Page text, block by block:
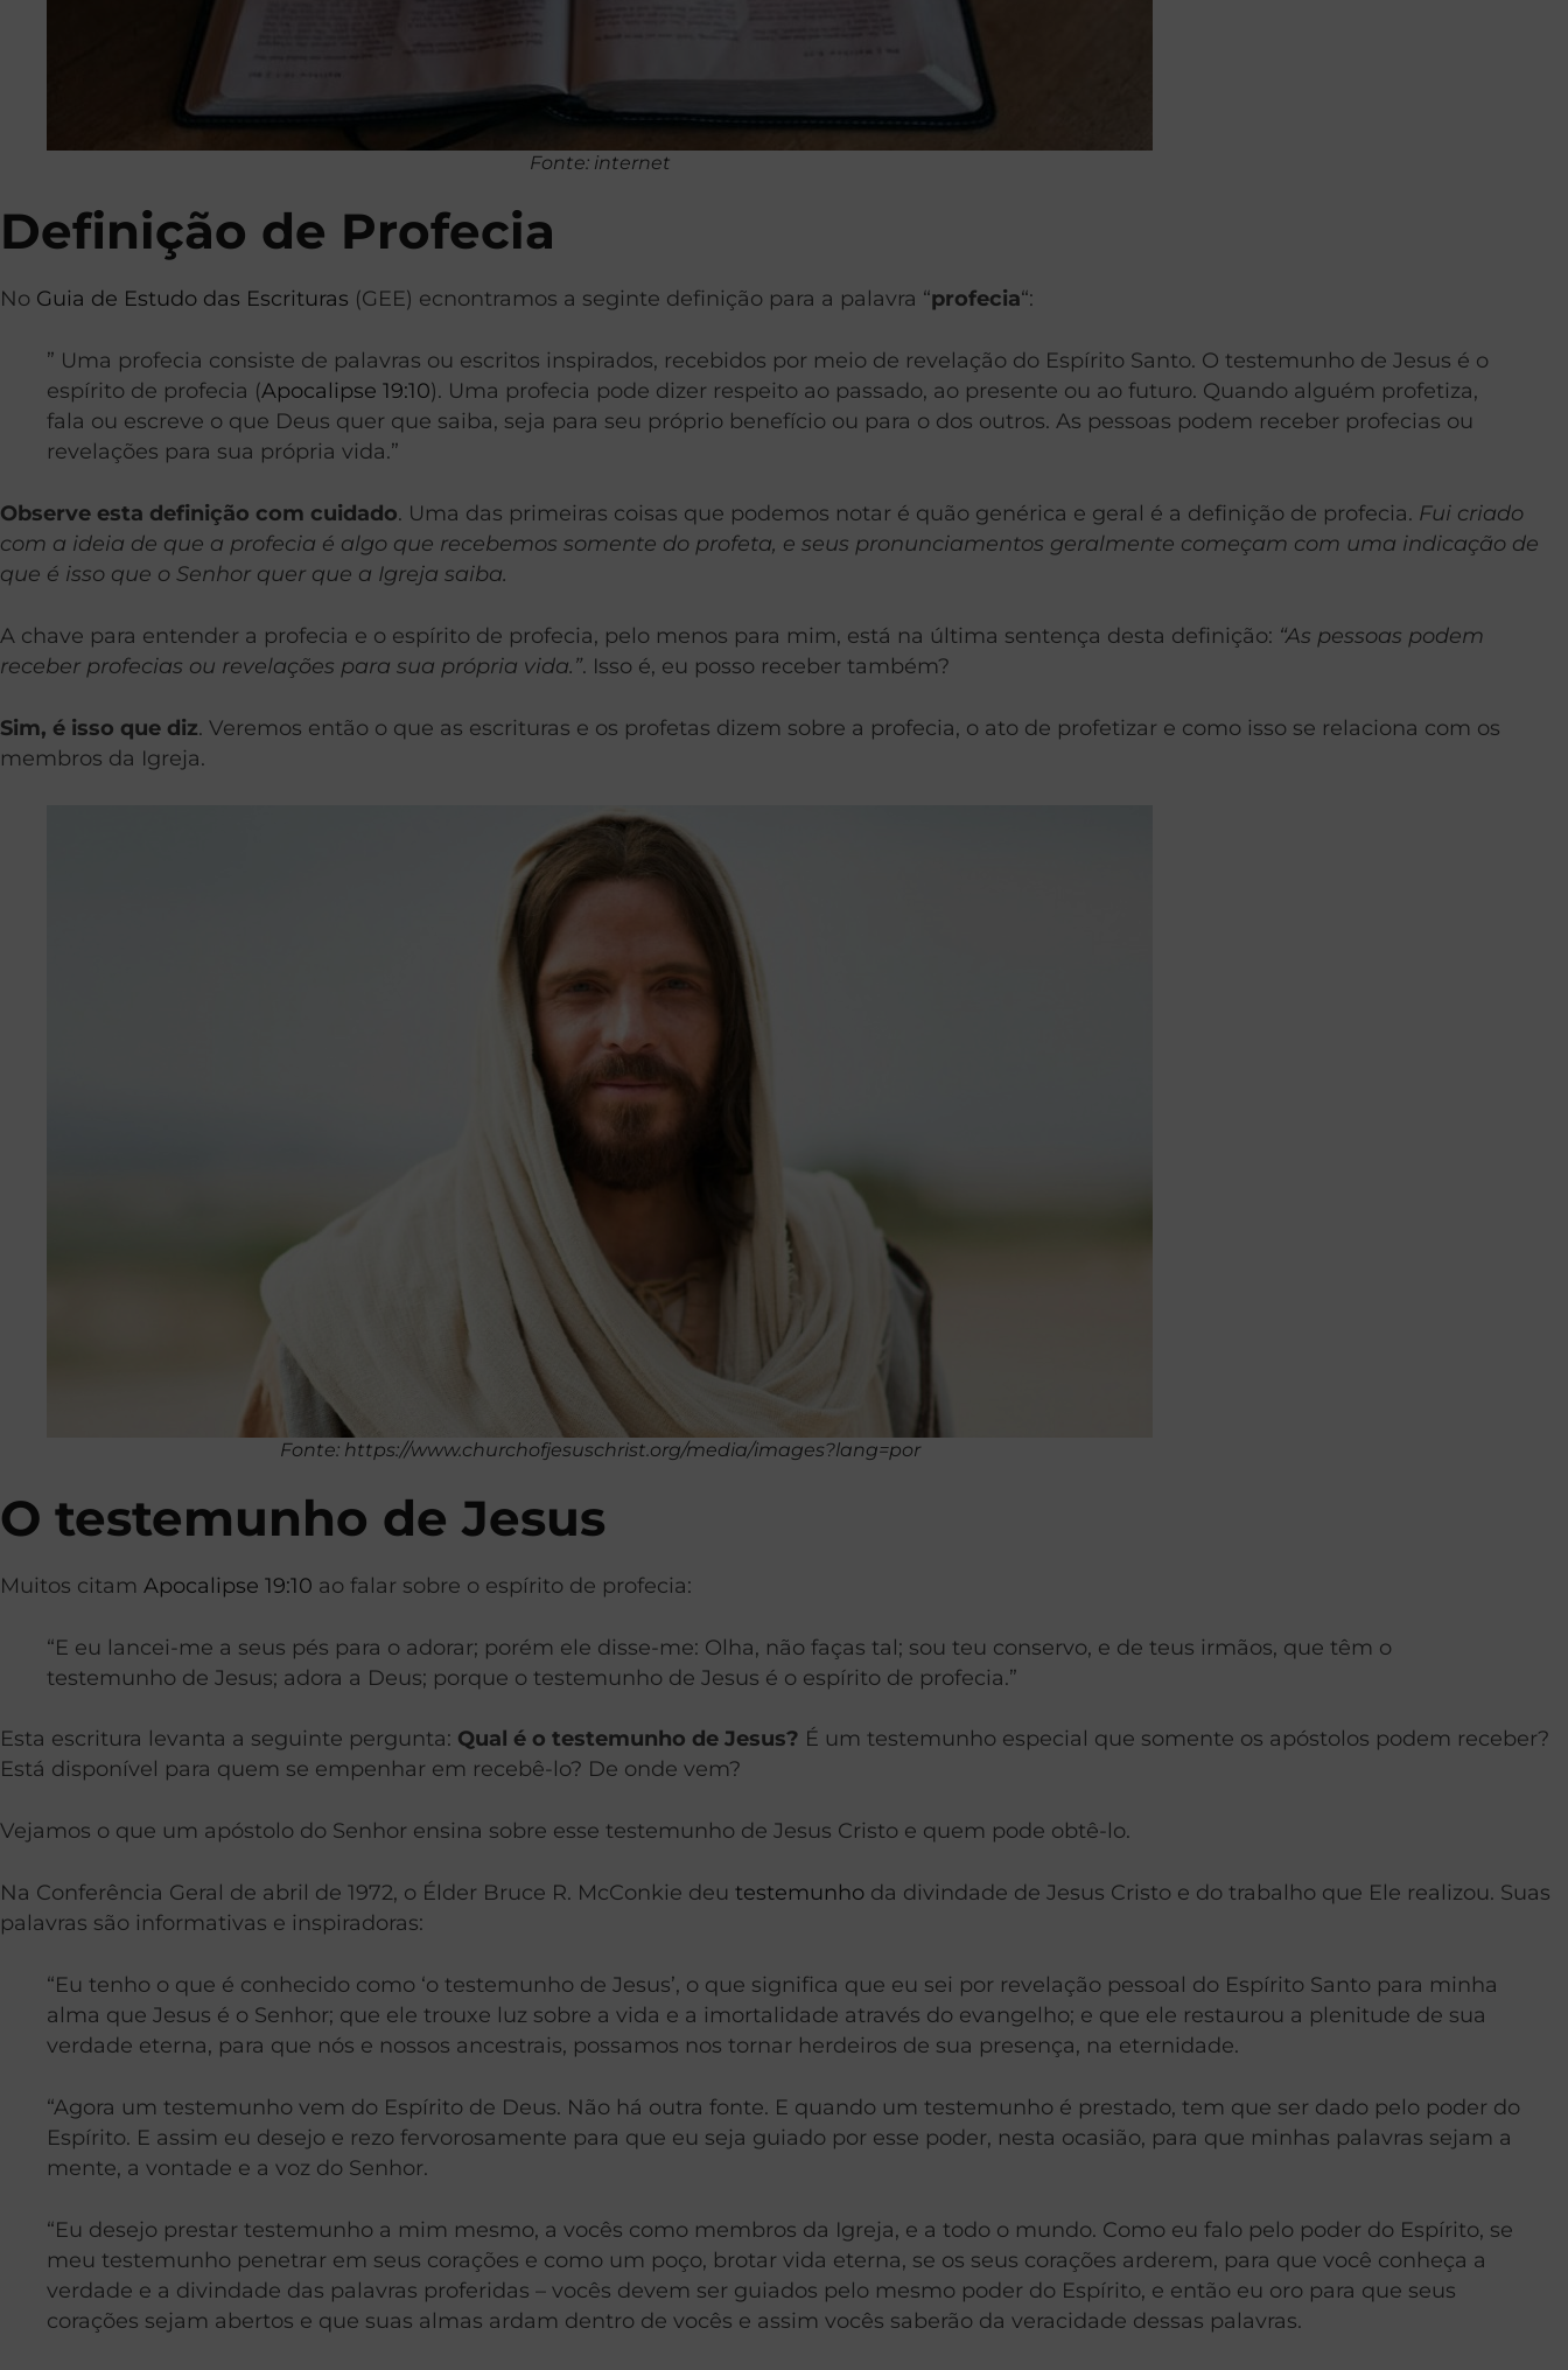
Fonte: internet
Definição de Profecia
No Guia de Estudo das Escrituras (GEE) ecnontramos a seginte definição para a palavra “profecia“:
” Uma profecia consiste de palavras ou escritos inspirados, recebidos por meio de revelação do Espírito Santo. O testemunho de Jesus é o
espírito de profecia (Apocalipse 19:10). Uma profecia pode dizer respeito ao passado, ao presente ou ao futuro. Quando alguém profetiza,
fala ou escreve o que Deus quer que saiba, seja para seu próprio benefício ou para o dos outros. As pessoas podem receber profecias ou
revelações para sua própria vida.”
Observe esta definição com cuidado. Uma das primeiras coisas que podemos notar é quão genérica e geral é a definição de profecia. Fui criado
com a ideia de que a profecia é algo que recebemos somente do profeta, e seus pronunciamentos geralmente começam com uma indicação de
que é isso que o Senhor quer que a Igreja saiba.
A chave para entender a profecia e o espírito de profecia, pelo menos para mim, está na última sentença desta definição: “As pessoas podem
receber profecias ou revelações para sua própria vida.”. Isso é, eu posso receber também?
Sim, é isso que diz. Veremos então o que as escrituras e os profetas dizem sobre a profecia, o ato de profetizar e como isso se relaciona com os
membros da Igreja.
Fonte: https://www.churchofjesuschrist.org/media/images?lang=por
O testemunho de Jesus
Muitos citam Apocalipse 19:10 ao falar sobre o espírito de profecia:
“E eu lancei-me a seus pés para o adorar; porém ele disse-me: Olha, não faças tal; sou teu conservo, e de teus irmãos, que têm o
testemunho de Jesus; adora a Deus; porque o testemunho de Jesus é o espírito de profecia.”
Esta escritura levanta a seguinte pergunta: Qual é o testemunho de Jesus? É um testemunho especial que somente os apóstolos podem receber?
Está disponível para quem se empenhar em recebê-lo? De onde vem?
Vejamos o que um apóstolo do Senhor ensina sobre esse testemunho de Jesus Cristo e quem pode obtê-lo.
Na Conferência Geral de abril de 1972, o Élder Bruce R. McConkie deu testemunho da divindade de Jesus Cristo e do trabalho que Ele realizou. Suas
palavras são informativas e inspiradoras:
“Eu tenho o que é conhecido como ‘o testemunho de Jesus’, o que significa que eu sei por revelação pessoal do Espírito Santo para minha
alma que Jesus é o Senhor; que ele trouxe luz sobre a vida e a imortalidade através do evangelho; e que ele restaurou a plenitude de sua
verdade eterna, para que nós e nossos ancestrais, possamos nos tornar herdeiros de sua presença, na eternidade.
“Agora um testemunho vem do Espírito de Deus. Não há outra fonte. E quando um testemunho é prestado, tem que ser dado pelo poder do
Espírito. E assim eu desejo e rezo fervorosamente para que eu seja guiado por esse poder, nesta ocasião, para que minhas palavras sejam a
mente, a vontade e a voz do Senhor.
“Eu desejo prestar testemunho a mim mesmo, a vocês como membros da Igreja, e a todo o mundo. Como eu falo pelo poder do Espírito, se
meu testemunho penetrar em seus corações e como um poço, brotar vida eterna, se os seus corações arderem, para que você conheça a
verdade e a divindade das palavras proferidas – vocês devem ser guiados pelo mesmo poder do Espírito, e então eu oro para que seus
corações sejam abertos e que suas almas ardam dentro de vocês e assim vocês saberão da veracidade dessas palavras.